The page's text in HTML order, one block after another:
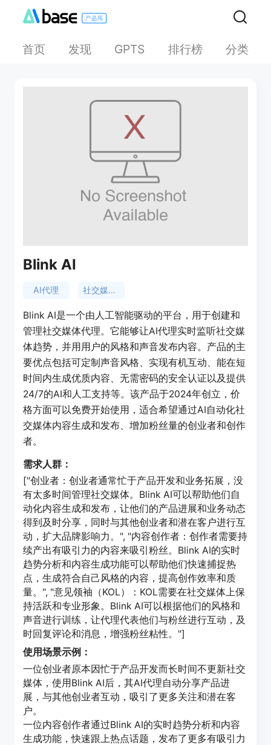
首页 发现 GPTS 排行榜 分类
Blink AI
AI代理 社交媒体自动化
Blink AI是一个由人工智能驱动的平台，用于创建和
管理社交媒体代理。它能够让AI代理实时监听社交媒
体趋势，并用用户的风格和声音发布内容。产品的主
要优点包括可定制声音风格、实现有机互动、能在短
时间内生成优质内容、无需密码的安全认证以及提供
24/7的AI和人工支持等。该产品于2024年创立，价
格方面可以免费开始使用，适合希望通过AI自动化社
交媒体内容生成和发布、增加粉丝量的创业者和创作
者。
需求人群：
["创业者：创业者通常忙于产品开发和业务拓展，没
有太多时间管理社交媒体。Blink AI可以帮助他们自
动化内容生成和发布，让他们的产品进展和业务动态
得到及时分享，同时与其他创业者和潜在客户进行互
动，扩大品牌影响力。", "内容创作者：创作者需要持
续产出有吸引力的内容来吸引粉丝。Blink AI的实时
趋势分析和内容生成功能可以帮助他们快速捕捉热
点，生成符合自己风格的内容，提高创作效率和质
量。", "意见领袖（KOL）：KOL需要在社交媒体上保
持活跃和专业形象。Blink AI可以根据他们的风格和
声音进行训练，让代理代表他们与粉丝进行互动，及
时回复评论和消息，增强粉丝粘性。"]
使用场景示例：
一位创业者原本因忙于产品开发而长时间不更新社交
媒体，使用Blink AI后，其AI代理自动分享产品进
展，与其他创业者互动，吸引了更多关注和潜在客
户。
一位内容创作者通过Blink AI的实时趋势分析和内容
生成功能，快速跟上热点话题，发布了更多有吸引力